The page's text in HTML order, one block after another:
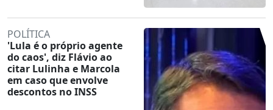
POLÍTICA
'Lula é o próprio agente
do caos', diz Flávio ao
citar Lulinha e Marcola
em caso que envolve
descontos no INSS